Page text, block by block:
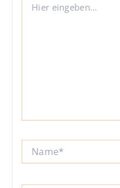
eingeben…